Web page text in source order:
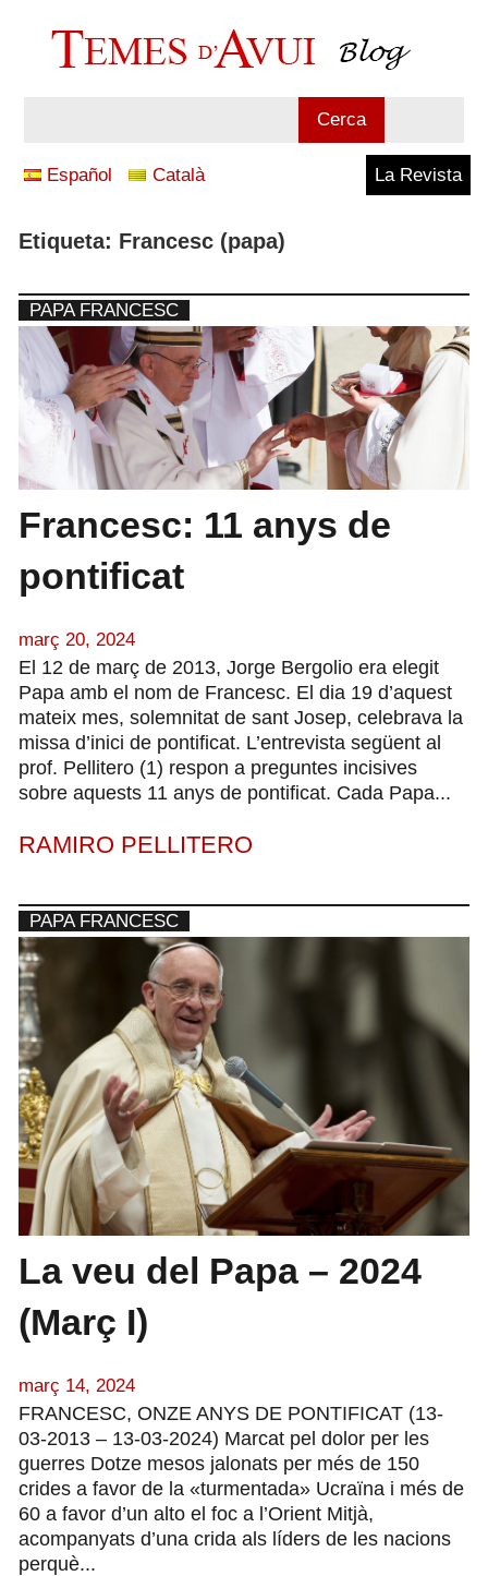
Temes
Cerca
Español Català La Revista
Etiqueta: Francesc (papa)
PAPA FRANCESC
Francesc: 11 anys de
pontificat
març 20, 2024
El 12 de març de 2013, Jorge Bergolio era elegit
Papa amb el nom de Francesc. El dia 19 d’aquest
mateix mes, solemnitat de sant Josep, celebrava la
missa d’inici de pontificat. L’entrevista següent al
prof. Pellitero (1) respon a preguntes incisives
sobre aquests 11 anys de pontificat. Cada Papa...
RAMIRO PELLITERO
PAPA FRANCESC
La veu del Papa – 2024
(Març I)
març 14, 2024
FRANCESC, ONZE ANYS DE PONTIFICAT (13-
03-2013 – 13-03-2024) Marcat pel dolor per les
guerres Dotze mesos jalonats per més de 150
crides a favor de la «turmentada» Ucraïna i més de
60 a favor d’un alto el foc a l’Orient Mitjà,
acompanyats d’una crida als líders de les nacions
perquè...